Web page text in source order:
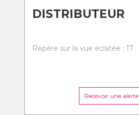
DISTRIBUTEUR
Repère sur la vue éclatée : 17
Recevoir une alerte